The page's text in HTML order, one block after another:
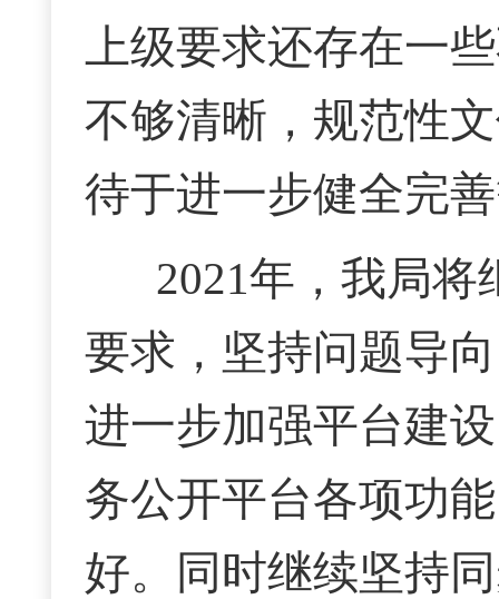
上级要求还存在一
不够清晰，规范性
待于进一步健全完
2021年，我局
要求，坚持问题导
进一步加强平台建
务公开平台各项功
好。同时继续坚持